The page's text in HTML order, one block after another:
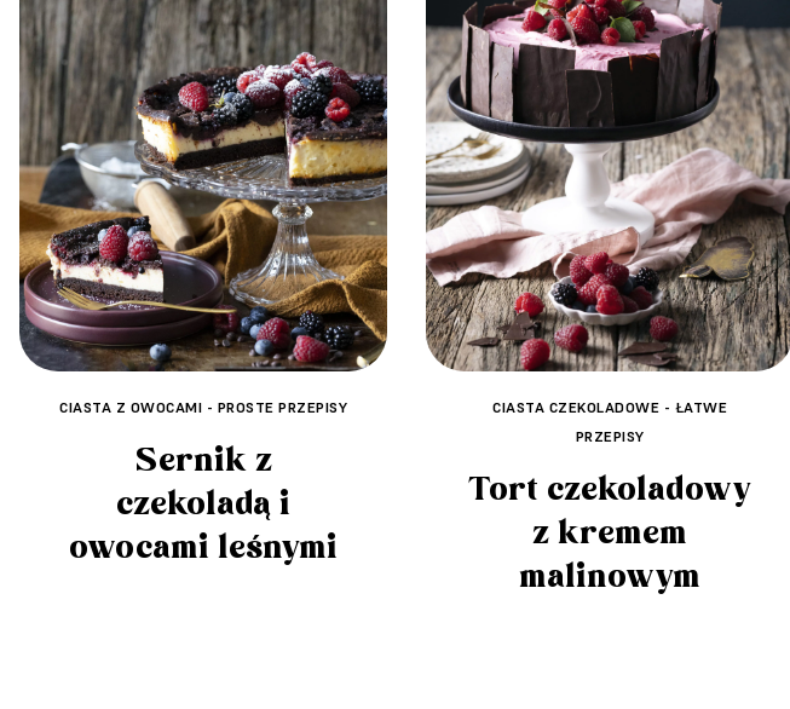
CIASTA Z OWOCAMI - PROSTE PRZEPISY
Sernik z
czekoladą i
owocami leśnymi
CIASTA CZEKOLADOWE - ŁATWE
PRZEPISY
Tort czekoladowy
z kremem
malinowym